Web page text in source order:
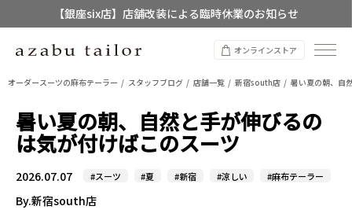
【店舗限定】レディースオーダースーツ
8/12~8/16 夏季休業のお知らせ
オンラインストア
オーダースーツの麻布テーラー スタッフブログ 店舗一覧 新宿south店 暑い夏の朝、自
暑い夏の朝、自然と手が伸びるの
は気が付けばこのスーツ
2026.07.07 #スーツ #夏 #新宿 #涼しい #麻布テーラー
By.新宿south店